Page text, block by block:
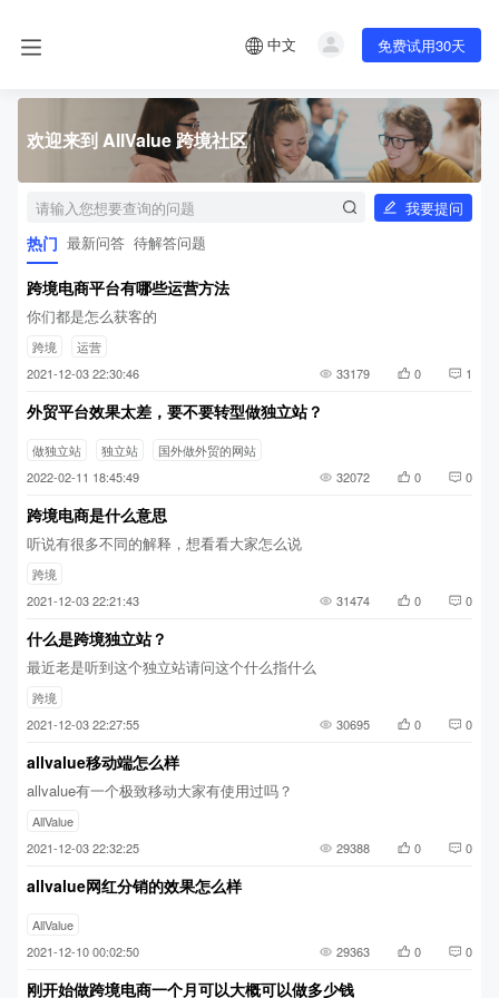
中文 免费试用30天
欢迎来到 AllValue 跨境社区
我要提问
热门 最新问答 待解答问题
跨境电商平台有哪些运营方法
你们都是怎么获客的
跨境
运营
2021-12-03 22:30:46
33179 0 1
外贸平台效果太差，要不要转型做独立站？
做独立站 独立站
国外做外贸的网站
2022-02-11 18:45:49
32072 0 0
跨境电商是什么意思
听说有很多不同的解释，想看看大家怎么说
跨境
2021-12-03 22:21:43
31474 0 0
什么是跨境独立站？
最近老是听到这个独立站请问这个什么指什么
跨境
2021-12-03 22:27:55
30695 0 0
allvalue移动端怎么样
allvalue有一个极致移动大家有使用过吗？
AllValue
2021-12-03 22:32:25
29388 0 0
allvalue网红分销的效果怎么样
AllValue
2021-12-10 00:02:50
29363 0 0
刚开始做跨境电商一个月可以大概可以做多少钱